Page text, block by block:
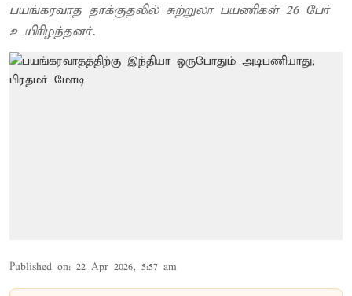
பயங்கரவாத தாக்குதலில் சுற்றுலா பயணிகள் 26 பேர்
உயிரிழந்தனர்.
Published on: 22 Apr 2026, 5:57 am